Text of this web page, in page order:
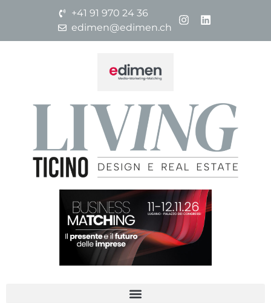
+41 91 970 24 36
edimen@edimen.ch